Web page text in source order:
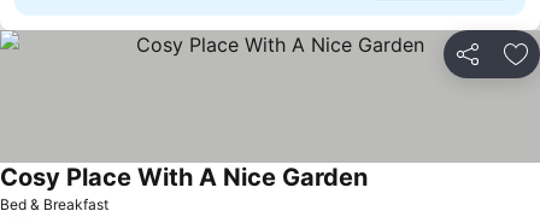
Partilhar
Bed & Breakfast
Cosy Place With A Nice Garden